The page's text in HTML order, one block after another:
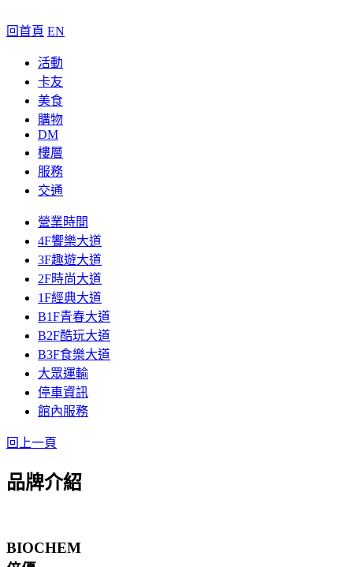
回首頁 EN
活動
卡友
美食
購物
DM
樓層
服務
交通
營業時間
4F饗樂大道
3F趣遊大道
2F時尚大道
1F經典大道
B1F青春大道
B2F酷玩大道
B3F食樂大道
大眾運輸
停車資訊
館內服務
回上一頁
品牌介紹
BIOCHEM